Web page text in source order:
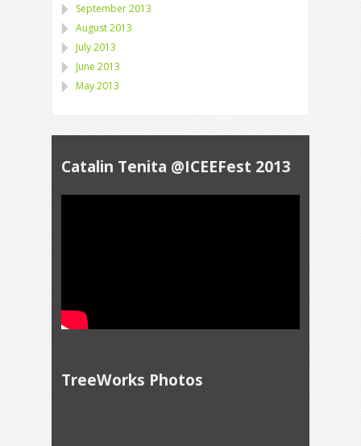
September 2013
August 2013
July 2013
June 2013
May 2013
Catalin Tenita @ICEEFest 2013
TreeWorks Photos